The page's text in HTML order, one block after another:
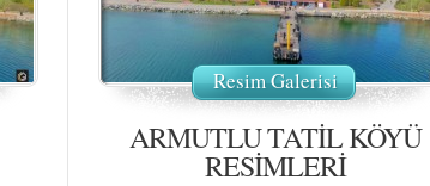
Resim Galerisi
ARMUTLU TATİL KÖYÜ
RESİMLERİ